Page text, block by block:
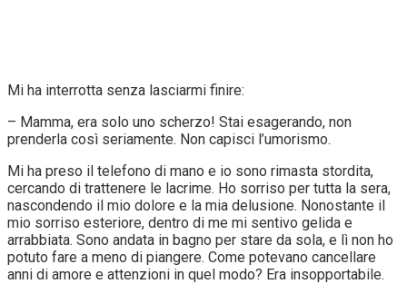
Mi ha interrotta senza lasciarmi finire:
– Mamma, era solo uno scherzo! Stai esagerando, non
prenderla così seriamente. Non capisci l’umorismo.
Mi ha preso il telefono di mano e io sono rimasta stordita,
cercando di trattenere le lacrime. Ho sorriso per tutta la sera,
nascondendo il mio dolore e la mia delusione. Nonostante il
mio sorriso esteriore, dentro di me mi sentivo gelida e
arrabbiata. Sono andata in bagno per stare da sola, e lì non ho
potuto fare a meno di piangere. Come potevano cancellare
anni di amore e attenzioni in quel modo? Era insopportabile.